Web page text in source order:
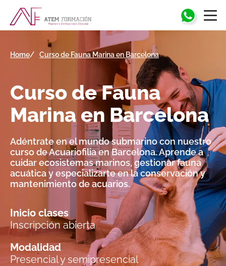
Home Curso de Fauna Marina en Barcelona
Curso de Fauna
Marina en Barcelona
Adéntrate en el mundo submarino con nuestro
curso de Acuariofilia en Barcelona. Aprende a
cuidar ecosistemas marinos, gestionar fauna
acuática y especializarte en la conservación y
mantenimiento de acuarios.
Inicio clases
Inscripción abierta
Modalidad
Presencial y semipresencial